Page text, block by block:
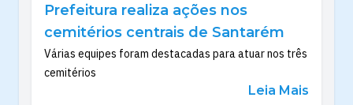
Prefeitura realiza ações nos
cemitérios centrais de Santarém
Várias equipes foram destacadas para atuar nos três
cemitérios
Leia Mais